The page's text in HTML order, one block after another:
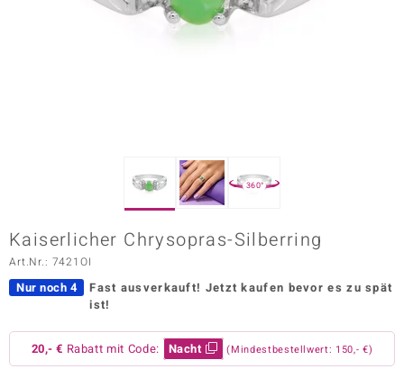
Vogue
Paraíso
360°
Kaiserlicher Chrysopras-Silberring
Art.Nr.: 7421OI
Nur noch 4 Fast ausverkauft! Jetzt kaufen bevor es zu spät
ist!
20,- € Rabatt mit Code: Nacht (Mindestbestellwert: 150,- €)